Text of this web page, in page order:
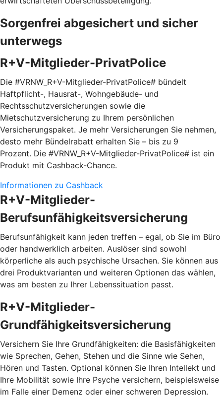
Sorgenfrei abgesichert und sicher
unterwegs
R+V-Mitglieder-PrivatPolice
Die #VRNW_R+V-Mitglieder-PrivatPolice# bündelt
Haftpflicht-, Hausrat-, Wohngebäude- und
Rechtsschutzversicherungen sowie die
Mietschutzversicherung zu Ihrem persönlichen
Versicherungspaket. Je mehr Versicherungen Sie nehmen,
desto mehr Bündelrabatt erhalten Sie – bis zu 9
Prozent. Die #VRNW_R+V-Mitglieder-PrivatPolice# ist ein
Produkt mit Cashback-Chance.
Informationen zu Cashback
R+V-Mitglieder-
Berufsunfähigkeitsversicherung
Berufsunfähigkeit kann jeden treffen – egal, ob Sie im Büro
oder handwerklich arbeiten. Auslöser sind sowohl
körperliche als auch psychische Ursachen. Sie können aus
drei Produktvarianten und weiteren Optionen das wählen,
was am besten zu Ihrer Lebenssituation passt.
R+V-Mitglieder-
Grundfähigkeitsversicherung
Versichern Sie Ihre Grundfähigkeiten: die Basisfähigkeiten
wie Sprechen, Gehen, Stehen und die Sinne wie Sehen,
Hören und Tasten. Optional können Sie Ihren Intellekt und
Ihre Mobilität sowie Ihre Psyche versichern, beispielsweise
im Falle einer Demenz oder einer schweren Depression.